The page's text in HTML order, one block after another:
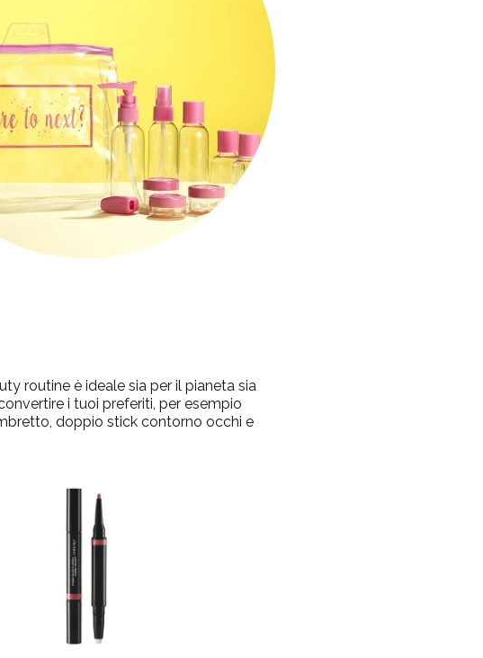
routine è ideale sia per il pianeta sia
i tuoi preferiti, per esempio
doppio stick contorno occhi e